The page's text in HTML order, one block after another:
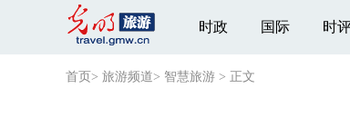
时政 国际 时
首页 > 旅游频道> 智慧旅游 > 正文